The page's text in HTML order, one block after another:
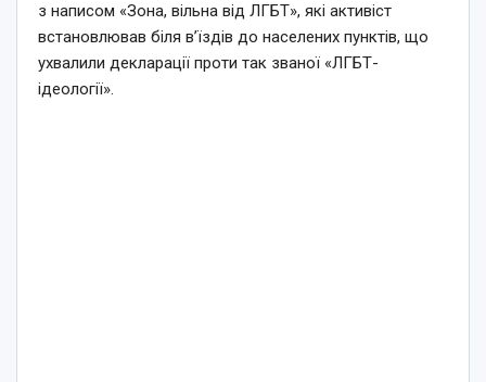
з написом «Зона, вільна від ЛГБТ», які активіст
встановлював біля в’їздів до населених пунктів, що
ухвалили декларації проти так званої «ЛГБТ-
ідеології».